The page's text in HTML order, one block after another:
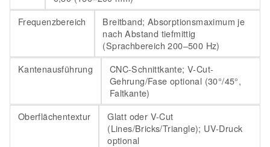
Frequenzbereich
Breitband; Absorptionsmaximum je
nach Abstand tiefmittig
(Sprachbereich 200–500 Hz)
Kantenausführung
CNC-Schnittkante; V-Cut-
Gehrung/Fase optional (30°/45°,
Faltkante)
Oberflächentextur
Glatt oder V-Cut
(Lines/Bricks/Triangle); UV-Druck
optional